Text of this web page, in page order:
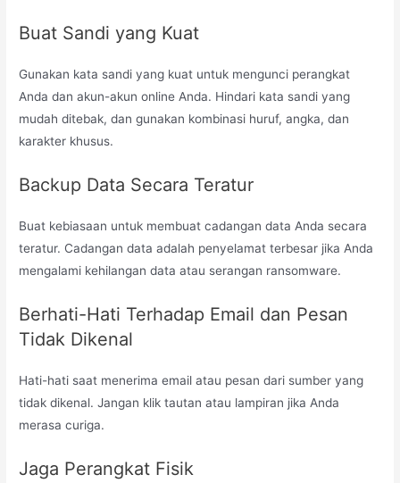
Buat Sandi yang Kuat
Gunakan kata sandi yang kuat untuk mengunci perangkat
Anda dan akun-akun online Anda. Hindari kata sandi yang
mudah ditebak, dan gunakan kombinasi huruf, angka, dan
karakter khusus.
Backup Data Secara Teratur
Buat kebiasaan untuk membuat cadangan data Anda secara
teratur. Cadangan data adalah penyelamat terbesar jika Anda
mengalami kehilangan data atau serangan ransomware.
Berhati-Hati Terhadap Email dan Pesan
Tidak Dikenal
Hati-hati saat menerima email atau pesan dari sumber yang
tidak dikenal. Jangan klik tautan atau lampiran jika Anda
merasa curiga.
Jaga Perangkat Fisik